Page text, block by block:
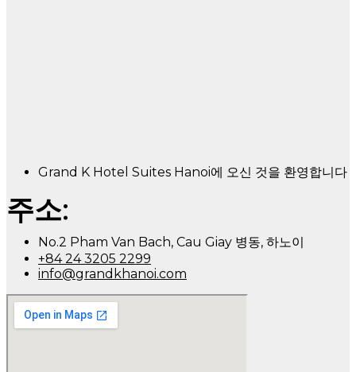
Grand K Hotel Suites Hanoi에 오신 것을 환영합니다
주소:
No.2 Pham Van Bach, Cau Giay 병동, 하노이
+84 24 3205 2299
info@grandkhanoi.com